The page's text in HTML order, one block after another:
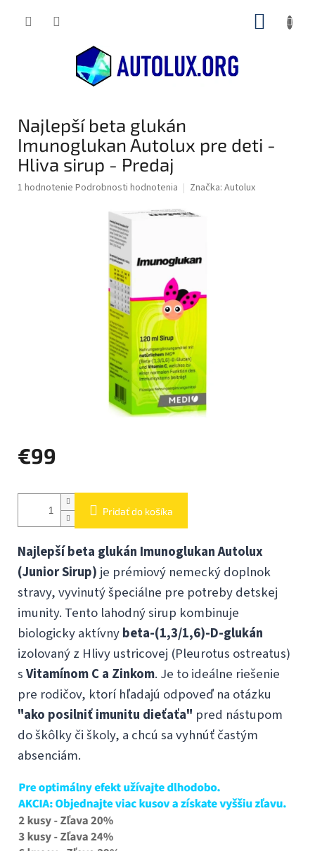
Najlepší beta glukán
Imunoglukan Autolux pre deti -
Hliva sirup - Predaj
Priemerné
1 hodnotenie Podrobnosti hodnotenia Značka: Autolux
€99
cena:
Pridať do košíka
Najlepší beta glukán Imunoglukan Autolux
(Junior Sirup) je prémiový nemecký doplnok
stravy, vyvinutý špeciálne pre potreby detskej
imunity. Tento lahodný sirup kombinuje
biologicky aktívnybeta-(1,3/1,6)-D-glukán
izolovaný z Hlivy ustricovej (Pleurotus ostreatus)
sVitamínom C a Zinkom. Je to ideálne riešenie
pre rodičov, ktorí hľadajú odpoveď na otázku
"ako posilniť imunitu dieťaťa" pred nástupom
do škôlky či školy, a chcú sa vyhnúť častým
absenciám.